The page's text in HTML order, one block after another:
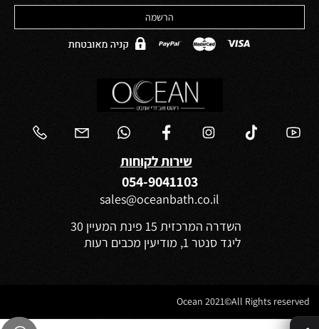
שירות לקוחות
054-9041103
sales@oceanbath.co.il
השדרה המרכזית 15 פינת המעיין 30
ליגד סנטר 1, מודיעין מכבים רעות